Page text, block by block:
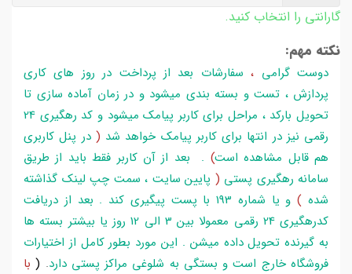
گارانتی را انتخاب کنید.
نکته مهم:
دوست گرامی ،سفارشات بعد از پرداخت در روز های کاری
پردازش ، تست و بسته بندی میشود و در زمان آماده سازی تا
تحویل بارکد ، مراحل برای کاربر پیامک میشود و کد رهگیری 24
رقمی نیز در انتها برای کاربر پیامک خواهد شد ( در پنل کاربری
هم قابل مشاهده است) . بعد از آن کاربر فقط باید از طریق
سامانه رهگیری پستی ( پایین سایت ، سمت چپ لینک گذاشته
شده )
و یا شماره 193 با پست پیگیری کند . بعد از دریافت
کدرهگیری 24 رقمی معمولا بین 3 الی 12 روز یا بیشتر بسته ها
به گیرنده تحویل داده میشن . این مورد بطور کامل از اختیارات
فروشگاه خارج است و بستگی به شلوغی مراکز پستی دارد.
(با